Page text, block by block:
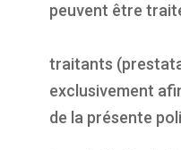
peuvent être
traitants
exclusivement
de la présente